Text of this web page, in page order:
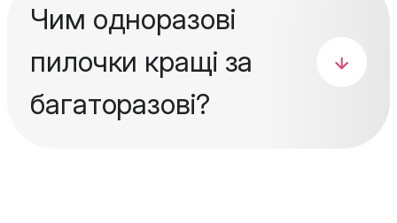
Чим одноразові
пилочки кращі за
багаторазові?